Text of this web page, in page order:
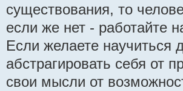
существования, то
если же нет - работайте
Если желаете научиться
абстрагировать себя от
свои мысли от